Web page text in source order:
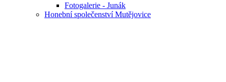
Fotogalerie - Junák
Honební společenství Mutějovice